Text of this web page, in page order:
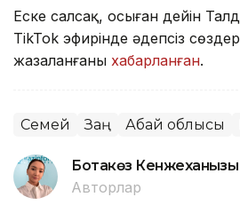
Еске салсақ, осыған дейін
TikTok эфирінде әдепсіз
жазаланғаны хабарланған.
Семей Заң Абай облысы
Ботакөз Кенжеханқызы
Авторлар